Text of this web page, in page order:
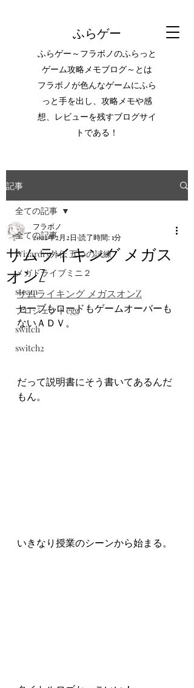
ふらゲー
ふらゲー～フラボノのふらっと
ゲーム攻略メモブログ～とは
フラボノが色んなゲームにふら
っと手を出し、攻略メモや感
想、レビューを残すブログサイ
トである！
記事
全ての記事
Wizardry外伝 五つの試練
メガドライブミニ２
steam
プロジェクトegg
switch
switch2
全ての記事
サムライキング メガス
オンZ
フラボノ
2022年2月2日 読了時間: 1分
サムライキング メガスオンZ
セーブもロードもゲームオーバーも
ないＡＤＶ。
だって説明書にそう書いてあるんだ
もん。
いきなり授業のシーンから始まる。